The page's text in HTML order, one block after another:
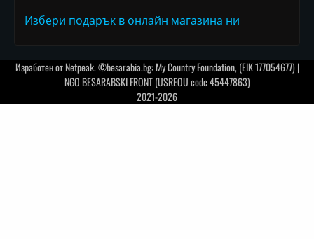
Избери подарък в онлайн магазина ни
Изработен отNetpeak. ©besarabia.bg: My Country Foundation, (EIK 177054677) |
NGO BESARABSKI FRONT (USREOU code 45447863)
2021-2026